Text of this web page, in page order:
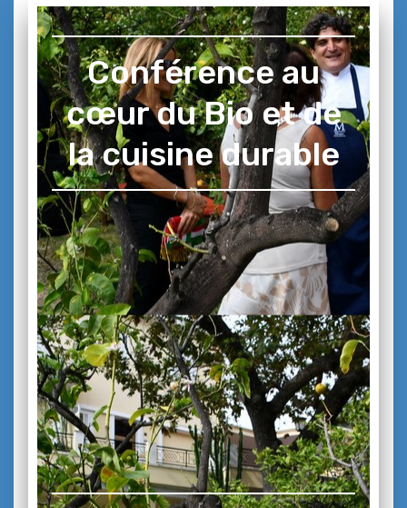
Conférence au
cœur du Bio et de
la cuisine durable